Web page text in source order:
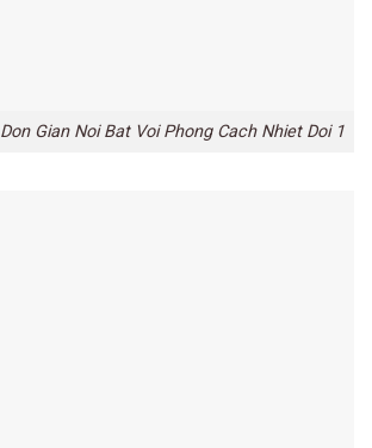
Gian Noi Bat Voi Phong Cach Nhiet Doi 1